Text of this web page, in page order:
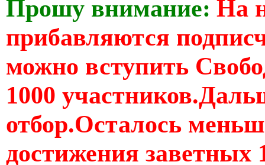
Прошу внимание: На
прибавляются
можно вступить
1000
отбор.Осталось
достижения заветных